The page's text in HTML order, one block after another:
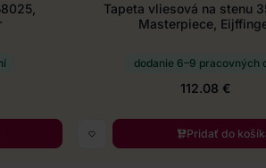
Tapeta vliesová na stenu
Masterpiece,
dodanie 6–9 pracovných
112.08 €
Pridať do